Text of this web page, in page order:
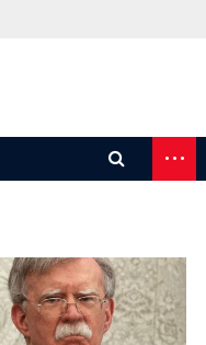
...